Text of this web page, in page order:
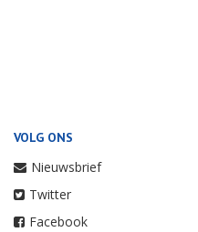
VOLG ONS
Nieuwsbrief
Twitter
Facebook